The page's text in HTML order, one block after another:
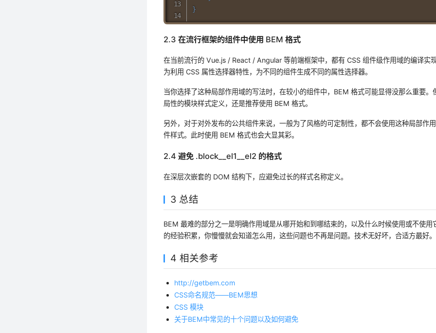
}
2.3 在流行框架的组件中使用 BEM 格式
在当前流行的 Vue.js / React / Angular 等前端框架中，都有 CSS 组件级作用域的编译实
为利用 CSS 属性选择器特性，为不同的组件生成不同的属性选择器。
当你选择了这种局部作用域的写法时，在较小的组件中，BEM 格式可能显得没那么重要。
局性的模块样式定义，还是推荐使用 BEM 格式。
另外，对于对外发布的公共组件来说，一般为了风格的可定制性，都不会使用这种局部作
件样式。此时使用 BEM 格式也会大显其彩。
2.4 避免 .block__el1__el2 的格式
在深层次嵌套的 DOM 结构下，应避免过长的样式名称定义。
3 总结
BEM 最难的部分之一是明确作用域是从哪开始和到哪结束的，以及什么时候使用或不使用
的经验积累，你慢慢就会知道怎么用，这些问题也不再是问题。技术无好坏，合适方最好。
4 相关参考
http://getbem.com
CSS命名规范——BEM思想
CSS 模块
关于BEM中常见的十个问题以及如何避免